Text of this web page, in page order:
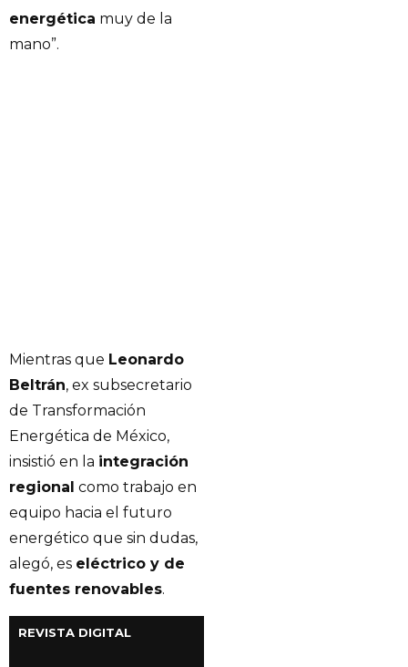
energética muy de la
mano”.
Mientras que Leonardo
Beltrán, ex subsecretario
de Transformación
Energética de México,
insistió en la integración
regional como trabajo en
equipo hacia el futuro
energético que sin dudas,
alegó, es eléctrico y de
fuentes renovables.
REVISTA DIGITAL